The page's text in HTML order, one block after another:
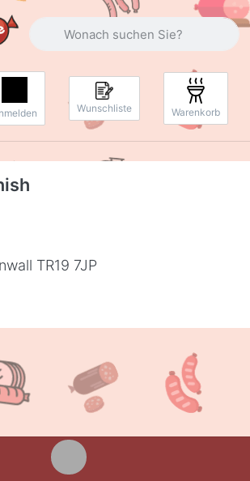
Geben Sie einen Suchbegriff ein.
Wunschliste Warenkorb
TR19 7JP